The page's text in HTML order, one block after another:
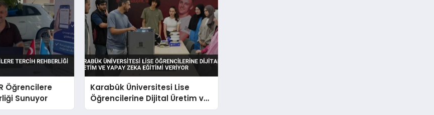
Öğrencilere
Sunuyor
Karabük Üniversitesi Lise
Öğrencilerine Dijital Üretim ve
Yapay Zeka Eğitimi Veriyor